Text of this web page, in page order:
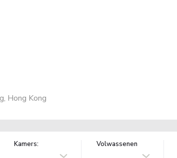
Hong Kong
Kamers: Volwassenen